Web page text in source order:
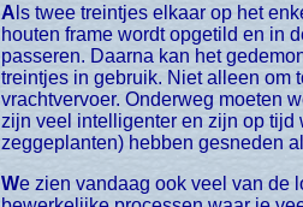
Als twee treintjes elkaar op het enkele spoor tegenkomen, wordt een van de twee gedemonteerd. De drijfas wordt losgehaald en het
houten frame wordt opgetild en in
passeren. Daarna kan het
treintjes in gebruik. Niet alleen om
vrachtvervoer. Onderweg moeten
zijn veel intelligenter en zijn op tijd
zeggeplanten) hebben gesneden
We zien vandaag ook veel van de lokale werkzaamheden. We zien hoe ze rijstnoedels, rijstpapier en vispasta maken. Allemaal